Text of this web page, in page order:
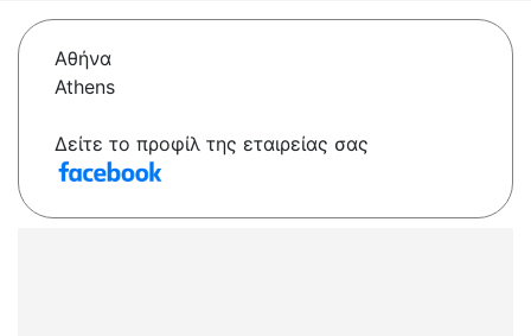
Αθήνα
Athens
Δείτε το προφίλ της εταιρείας σας